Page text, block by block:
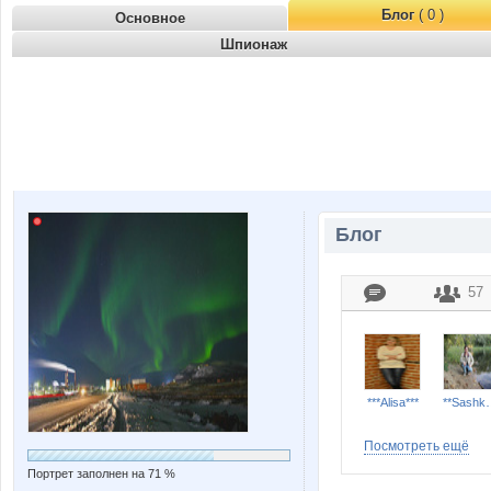
Основное Блог( 0 )
Шпионаж
Портрет заполнен на 71 %
Блог
57
***Alisa***
Посмотреть ещё